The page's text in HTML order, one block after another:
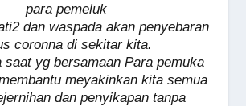
para pemeluk
dan waspada akan penyebaran
coronna di sekitar kita.
saat yg bersamaan Para pemuka
meyakinkan kita semua
dan penyikapan tanpa